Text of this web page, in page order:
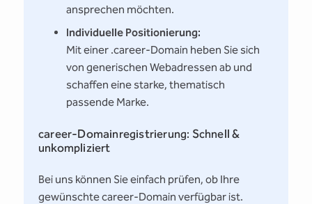
ansprechen möchten.
Individuelle Positionierung:
Mit einer .career-Domain heben Sie sich
von generischen Webadressen ab und
schaffen eine starke, thematisch
passende Marke.
career-Domainregistrierung: Schnell &
unkompliziert
Bei uns können Sie einfach prüfen, ob Ihre
gewünschte career-Domain verfügbar ist.